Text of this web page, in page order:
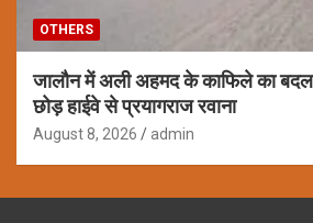
OTHERS
जालौन में अली अहमद के काफिले का
छोड़ हाईवे से प्रयागराज रवाना
August 8, 2026 admin